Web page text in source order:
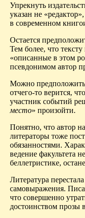
Упрекнуть
указан не
в современном
Остается
Тем более, что
«описанные в этом
псевдонимом автор
Можно
отчего-то верится,
участник событий
место» произойти.
Понятно, что автор
литераторы тоже
обязанностями.
ведение факультета
беллетристике,
Литература
самовыражения.
что совершенно
достоинством прозы